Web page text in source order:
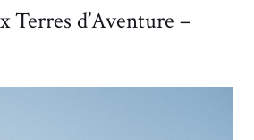
Terres d’Aventure –